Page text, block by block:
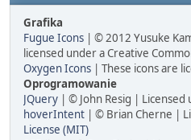
Grafika
Fugue Icons | © 2012 Yusuke
licensed under a Creative
Oxygen Icons | These icons are
Oprogramowanie
JQuery | © John Resig | Licensed
hoverIntent | © Brian Cherne |
License (MIT)